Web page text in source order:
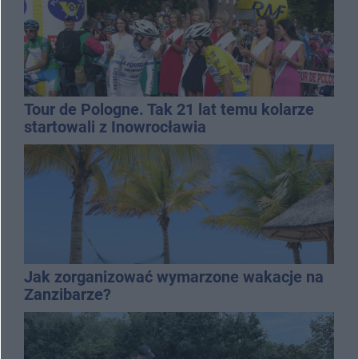
Tour de Pologne. Tak 21 lat temu kolarze
startowali z Inowrocławia
Jak zorganizować wymarzone wakacje na
Zanzibarze?